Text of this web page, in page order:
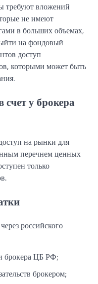
требуют вложений
не имеют
в больших объемах,
на фондовый
доступ
которыми может быть
у брокера
на рынки для
перечнем ценных
только
российского
брокера ЦБ РФ;
брокером;